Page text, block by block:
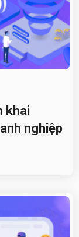
khai
nghiệp